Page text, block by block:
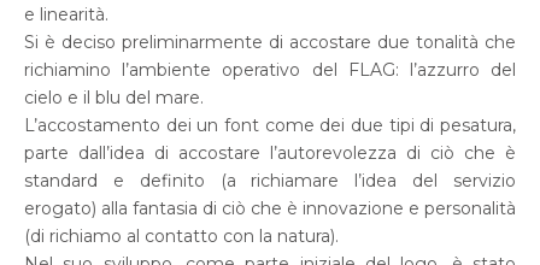
e linearità.
Si è deciso preliminarmente di accostare due tonalità che
richiamino l’ambiente operativo del FLAG: l’azzurro del
cielo e il blu del mare.
L’accostamento dei un font come dei due tipi di pesatura,
parte dall’idea di accostare l’autorevolezza di ciò che è
standard e definito (a richiamare l’idea del servizio
erogato) alla fantasia di ciò che è innovazione e personalità
(di richiamo al contatto con la natura).